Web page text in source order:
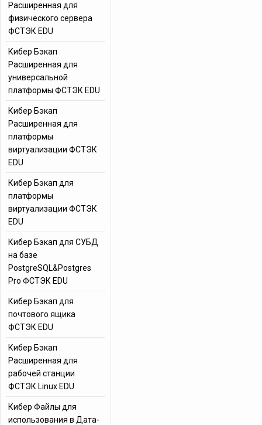
Расширенная для
физического сервера
ФСТЭК EDU
Кибер Бэкап
Расширенная для
универсальной
платформы ФСТЭК EDU
Кибер Бэкап
Расширенная для
платформы
виртуализации ФСТЭК
EDU
Кибер Бэкап для
платформы
виртуализации ФСТЭК
EDU
Кибер Бэкап для СУБД
на базе
PostgreSQL&Postgres
Pro ФСТЭК EDU
Кибер Бэкап для
почтового ящика
ФСТЭК EDU
Кибер Бэкап
Расширенная для
рабочей станции
ФСТЭК Linux EDU
Кибер Файлы для
использования в Дата-